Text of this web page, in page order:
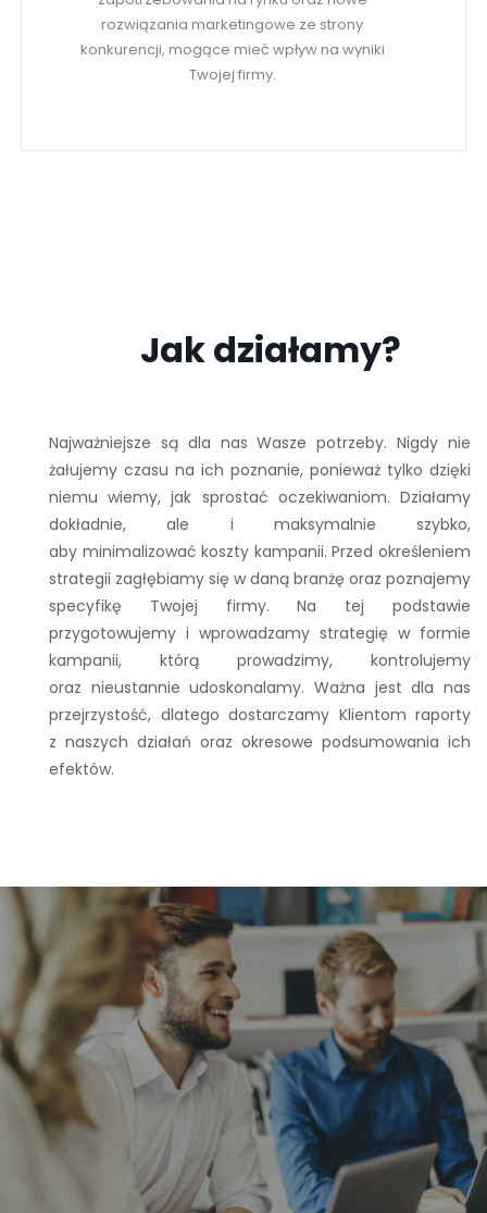
rozwiązania marketingowe ze strony
konkurencji, mogące mieć wpływ na wyniki
Twojej firmy.
Jak działamy?
Najważniejsze są dla nas Wasze potrzeby. Nigdy nie
żałujemy czasu na ich poznanie, ponieważ tylko dzięki
niemu wiemy, jak sprostać oczekiwaniom. Działamy
dokładnie, ale i maksymalnie szybko,
aby minimalizować koszty kampanii. Przed określeniem
strategii zagłębiamy się w daną branżę oraz poznajemy
specyfikę Twojej firmy. Na tej podstawie
przygotowujemy i wprowadzamy strategię w formie
kampanii, którą prowadzimy, kontrolujemy
oraz nieustannie udoskonalamy. Ważna jest dla nas
przejrzystość, dlatego dostarczamy Klientom raporty
z naszych działań oraz okresowe podsumowania ich
efektów.